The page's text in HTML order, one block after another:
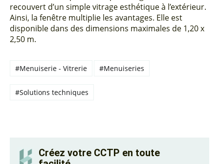
recouvert d’un simple vitrage esthétique à l’extérieur.
Ainsi, la fenêtre multiplie les avantages. Elle est
disponible dans des dimensions maximales de 1,20 x
2,50 m.
#Menuiserie - Vitrerie #Menuiseries
#Solutions techniques
Créez votre CCTP en toute